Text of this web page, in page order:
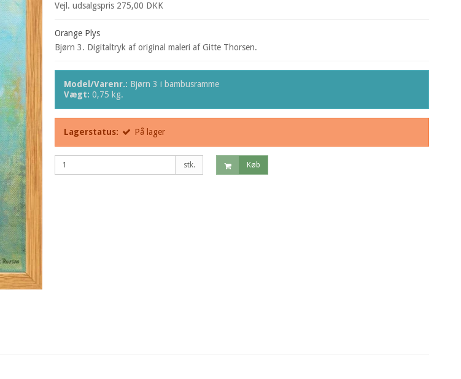
Vejl. udsalgspris 275,00 DKK
Orange Plys
Bjørn 3. Digitaltryk af original maleri af Gitte Thorsen.
Model/Varenr.: Bjørn 3 i bambusramme
Vægt: 0,75 kg.
Lagerstatus: På lager
stk. Køb